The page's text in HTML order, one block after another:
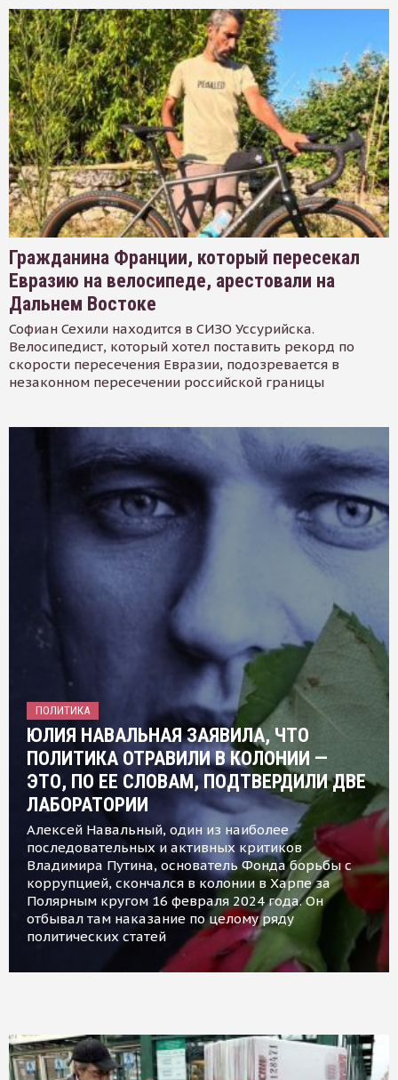
Гражданина Франции, который пересекал
Евразию на велосипеде, арестовали на
Дальнем Востоке
Софиан Сехили находится в СИЗО Уссурийска.
Велосипедист, который хотел поставить рекорд по
скорости пересечения Евразии, подозревается в
незаконном пересечении российской границы
ПОЛИТИКА
ЮЛИЯ НАВАЛЬНАЯ ЗАЯВИЛА, ЧТО
ПОЛИТИКА ОТРАВИЛИ В КОЛОНИИ —
ЭТО, ПО ЕЕ СЛОВАМ, ПОДТВЕРДИЛИ ДВЕ
ЛАБОРАТОРИИ
Алексей Навальный, один из наиболее
последовательных и активных критиков
Владимира Путина, основатель Фонда борьбы с
коррупцией, скончался в колонии в Харпе за
Полярным кругом 16 февраля 2024 года. Он
отбывал там наказание по целому ряду
политических статей